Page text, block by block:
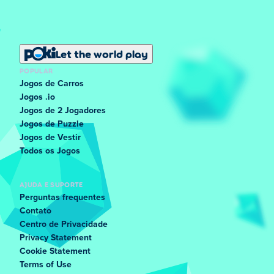
alchemy. Let the world play
POPULAR
Jogos de Carros
Jogos .io
Jogos de 2 Jogadores
Jogos de Puzzle
Jogos de Vestir
Todos os Jogos
AJUDA E SUPORTE
Perguntas frequentes
Contato
Centro de Privacidade
Privacy Statement
Cookie Statement
Terms of Use